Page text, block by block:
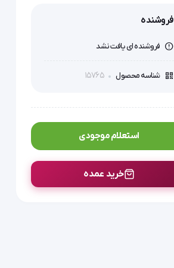
فروشنده
فروشنده ای یافت نشد
شناسه محصول 15765
استعلام موجودی
خرید عمده